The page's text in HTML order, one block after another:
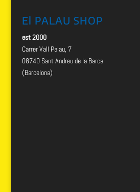
El PALAU SHOP
est 2000
Carrer Vall Palau, 7
08740 Sant Andreu de la Barca
(Barcelona)